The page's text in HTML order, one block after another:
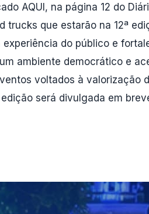
AQUI, na página 12 do
que estarão na 12ª
do público e
ambiente democrático e
voltados à valorização
será divulgada em